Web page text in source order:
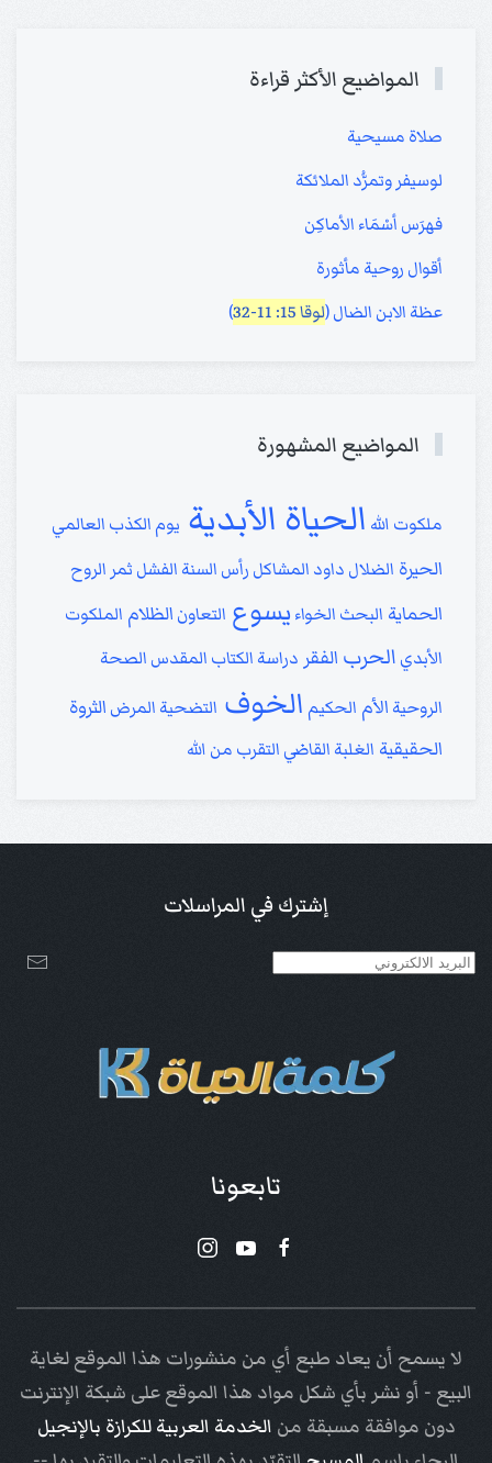
المواضيع الأكثر قراءة
صلاة مسيحية
لوسيفر وتمرُّد الملائكة
فهرَس أسْمَاء الأماكِن
أقوال روحية مأثورة
عظة الابن الضال (لوقا 15: 11-32 )
المواضيع المشهورة
ملكوت الله الحياة الأبدية يوم الكذب العالمي
الحيرة الضلال داود المشاكل رأس السنة الفشل ثمر الروح
الحماية البحث الخواء يسوع التعاون الظلام الملكوت
الأبدي الحرب الفقر دراسة الكتاب المقدس الصحة
الروحية الأم الحكيم الخوف التضحية المرض الثروة
الحقيقية الغلبة القاضي التقرب من الله
إشترك في المراسلات
تابعونا
لا يسمح أن يعاد طبع أي من منشورات هذا الموقع لغاية
البيع - أو نشر بأي شكل مواد هذا الموقع على شبكة الإنترنت
دون موافقة مسبقة من الخدمة العربية للكرازة بالإنجيل